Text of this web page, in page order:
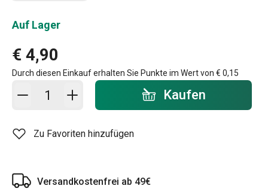
Auf Lager
€ 4,90
Durch diesen Einkauf erhalten Sie Punkte im Wert von € 0,15
In den Warenkorb - Menge Kaufen
Zu Favoriten hinzufügen
Versandkostenfrei ab 49€